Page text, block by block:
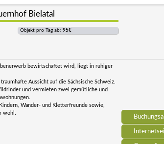
Bielatal
Objekt pro Tag ab: 95€
bewirtschaftet wird, liegt in ruhiger
Aussicht auf die Sächsische Schweiz.
und vermieten zwei gemütliche und
Wander- und Kletterfreunde sowie,
wohl.